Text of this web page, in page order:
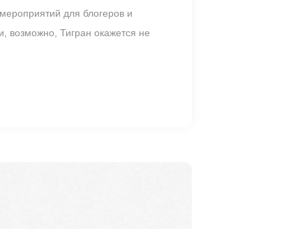
для блогеров и
возможно, Тигран окажется не